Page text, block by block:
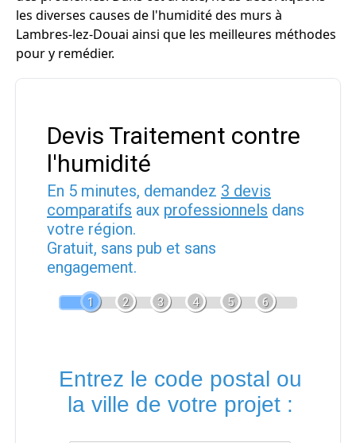
les diverses causes de l'humidité des murs à
Lambres-lez-Douai ainsi que les meilleures méthodes
pour y remédier.
Devis Traitement contre
l'humidité
En 5 minutes, demandez 3 devis
comparatifs aux professionnels dans
votre région.
Gratuit, sans pub et sans
engagement.
1 2 3 4 5 6
Entrez le code postal ou
la ville de votre projet :